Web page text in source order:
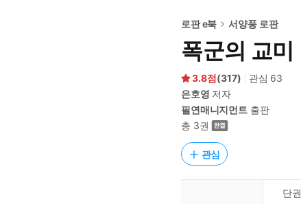
로판 e북 서양풍 로판
폭군의 교미
3.8 (317) 관심 63
은호영 저자
필연매니지먼트 출판
총 3권
관심
단권